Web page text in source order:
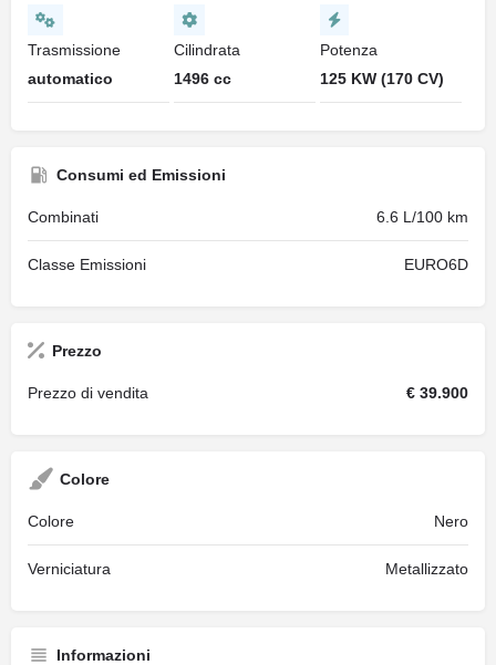
Trasmissione
automatico
Cilindrata
1496 cc
Potenza
125 KW (170 CV)
Consumi ed Emissioni
Combinati 6.6 L/100 km
Classe Emissioni EURO6D
Prezzo
Prezzo di vendita € 39.900
Colore
Colore Nero
Verniciatura Metallizzato
Informazioni